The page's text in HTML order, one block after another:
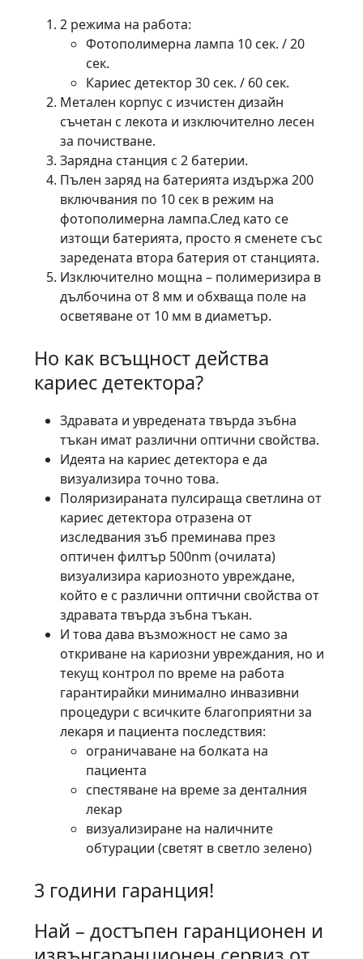
2 режима на работа:
Фотополимерна лампа 10 сек. / 20
сек.
Кариес детектор 30 сек. / 60 сек.
Метален корпус с изчистен дизайн
съчетан с лекота и изключително лесен
за почистване.
Зарядна станция с 2 батерии.
Пълен заряд на батерията издържа 200
включвания по 10 сек в режим на
фотополимерна лампа.След като се
изтощи батерията, просто я сменете със
заредената втора батерия от станцията.
Изключително мощна – полимеризира в
дълбочина от 8 мм и обхваща поле на
осветяване от 10 мм в диаметър.
Но как всъщност действа
кариес детектора?
Здравата и увредената твърда зъбна
тъкан имат различни оптични свойства.
Идеята на кариес детектора е да
визуализира точно това.
Поляризираната пулсираща светлина от
кариес детектора отразена от
изследвания зъб преминава през
оптичен филтър 500nm (очилата)
визуализира кариозното увреждане,
който е с различни оптични свойства от
здравата твърда зъбна тъкан.
И това дава възможност не само за
откриване на кариозни увреждания, но и
текущ контрол по време на работа
гарантирайки минимално инвазивни
процедури с всичките благоприятни за
лекаря и пациента последствия:
ограничаване на болката на
пациента
спестяване на време за денталния
лекар
визуализиране на наличните
обтурации (светят в светло зелено)
3 години гаранция!
Най – достъпен гаранционен и